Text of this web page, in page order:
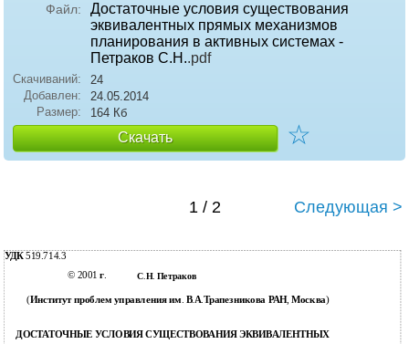
Файл:
Достаточные условия существования
эквивалентных прямых механизмов
планирования в активных системах -
Петраков С.Н..pdf
Скачиваний:
24
Добавлен:
24.05.2014
Размер:
164 Кб
Скачать ☆
1 / 2 Следующая >
УДК519.714.3
© 2001г. С Н.Петраков
(Институт проблем управления им. В.А.Трапезникова РАН, Москва)
ДОСТАТОЧНЫЕ УСЛОВИЯ СУЩЕСТВОВАНИЯ ЭКВИВАЛЕНТНЫХ